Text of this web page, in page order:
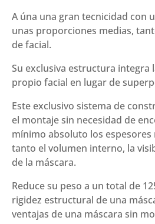
A úna una gran tecnicidad con
unas proporciones medias,
de facial.
Su exclusiva estructura integra
propio facial en lugar de
Este exclusivo sistema de
el montaje sin necesidad de
mínimo absoluto los
tanto el volumen interno, la
de la máscara.
Reduce su peso a un total de
rigidez estructural de una
ventajas de una máscara sin